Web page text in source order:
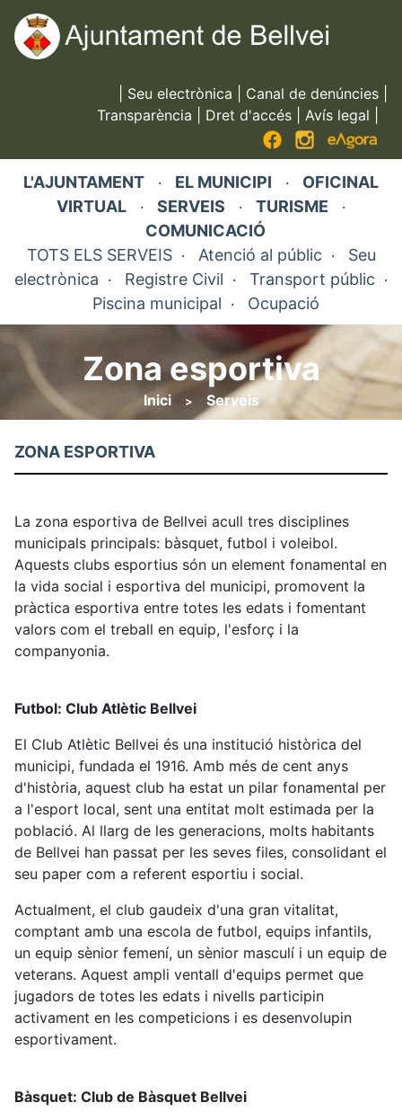
Vés
al
contingut
Seu electrònica Canal de denúncies
Transparència
Dret d'accés Avís legal
L'AJUNTAMENT · EL MUNICIPI · OFICINAL
VIRTUAL · SERVEIS · TURISME ·
COMUNICACIÓ
TOTS ELS SERVEIS· Atenció al públic · Seu
electrònica · Registre Civil · Transport públic ·
Piscina municipal · Ocupació
Zona esportiva
Fil
d'ariadna
Inici Serveis
ZONA ESPORTIVA
La zona esportiva de Bellvei acull tres disciplines
municipals principals: bàsquet, futbol i voleibol.
Aquests clubs esportius són un element fonamental en
la vida social i esportiva del municipi, promovent la
pràctica esportiva entre totes les edats i fomentant
valors com el treball en equip, l'esforç i la
companyonia.
Futbol: Club Atlètic Bellvei
El Club Atlètic Bellvei és una institució històrica del
municipi, fundada el 1916. Amb més de cent anys
d'història, aquest club ha estat un pilar fonamental per
a l'esport local, sent una entitat molt estimada per la
població. Al llarg de les generacions, molts habitants
de Bellvei han passat per les seves files, consolidant el
seu paper com a referent esportiu i social.
Actualment, el club gaudeix d'una gran vitalitat,
comptant amb una escola de futbol, equips infantils,
un equip sènior femení, un sènior masculí i un equip de
veterans. Aquest ampli ventall d'equips permet que
jugadors de totes les edats i nivells participin
activament en les competicions i es desenvolupin
esportivament.
Bàsquet: Club de Bàsquet Bellvei